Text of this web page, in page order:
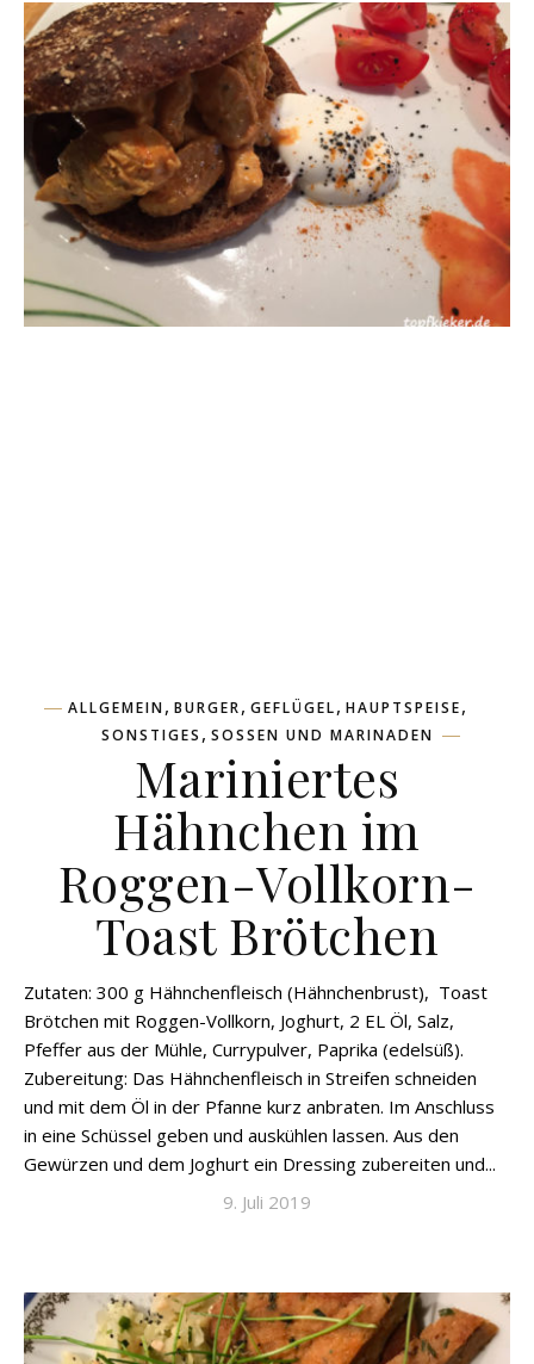
ALLGEMEIN, BURGER, GEFLÜGEL, HAUPTSPEISE,
SONSTIGES , SOSSEN UND MARINADEN
Mariniertes
Hähnchen im
Roggen-Vollkorn-
Toast Brötchen
Zutaten: 300 g Hähnchenfleisch (Hähnchenbrust), Toast
Brötchen mit Roggen-Vollkorn, Joghurt, 2 EL Öl, Salz,
Pfeffer aus der Mühle, Currypulver, Paprika (edelsüß).
Zubereitung: Das Hähnchenfleisch in Streifen schneiden
und mit dem Öl in der Pfanne kurz anbraten. Im Anschluss
in eine Schüssel geben und auskühlen lassen. Aus den
Gewürzen und dem Joghurt ein Dressing zubereiten und...
9. Juli 2019